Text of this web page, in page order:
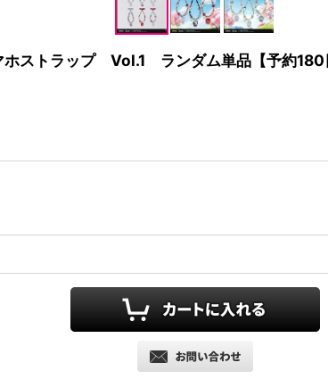
ストラップ Vol.1 ランダム単品【予約180